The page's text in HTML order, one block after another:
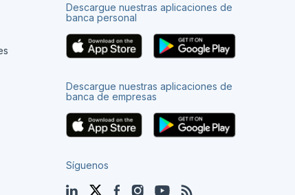
Descargue nuestras aplicaciones de
banca personal
Descargue nuestras aplicaciones de
banca de empresas
Síguenos
LinkedInTwitterFacebook
InstagramYouTube
Blog